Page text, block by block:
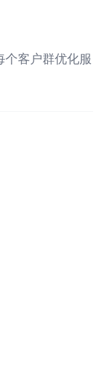
个客户群优化服